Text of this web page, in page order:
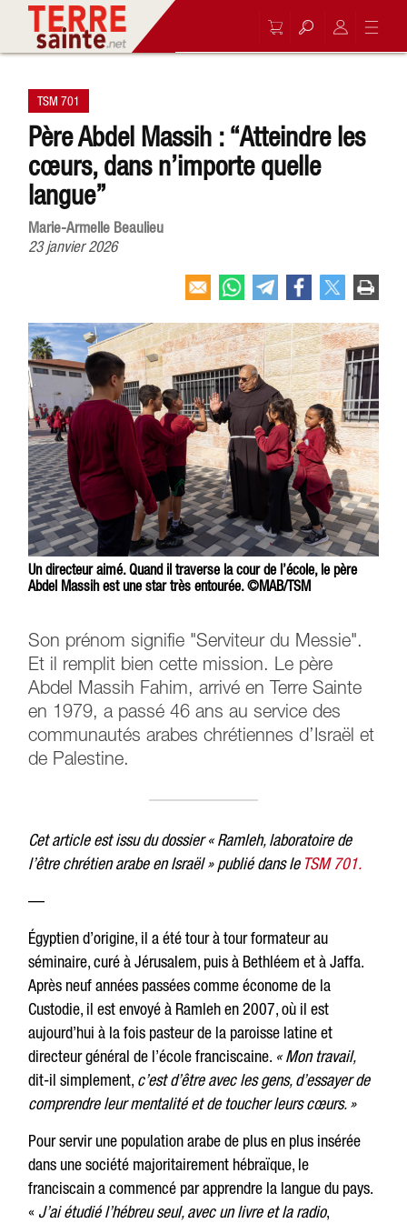
TSM 701
Père Abdel Massih : “Atteindre les
cœurs, dans n’importe quelle
langue”
Marie-Armelle Beaulieu
23 janvier 2026
Un directeur aimé. Quand il traverse la cour de l’école, le père
Abdel Massih est une star très entourée. ©MAB/TSM
Son prénom signifie "Serviteur du Messie".
Et il remplit bien cette mission. Le père
Abdel Massih Fahim, arrivé en Terre Sainte
en 1979, a passé 46 ans au service des
communautés arabes chrétiennes d’Israël et
de Palestine.
Cet article est issu du dossier « Ramleh, laboratoire de
l’être chrétien arabe en Israël » publié dans le TSM 701.
—
Égyptien d’origine, il a été tour à tour formateur au
séminaire, curé à Jérusalem, puis à Bethléem et à Jaffa.
Après neuf années passées comme économe de la
Custodie, il est envoyé à Ramleh en 2007, où il est
aujourd’hui à la fois pasteur de la paroisse latine et
directeur général de l’école franciscaine. « Mon travail,
dit-il simplement, c’est d’être avec les gens, d’essayer de
comprendre leur mentalité et de toucher leurs cœurs. »
Pour servir une population arabe de plus en plus insérée
dans une société majoritairement hébraïque, le
franciscain a commencé par apprendre la langue du pays.
« J’ai étudié l’hébreu seul, avec un livre et la radio,